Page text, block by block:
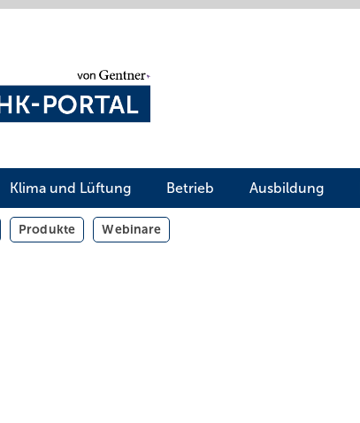
Klima und Lüftung Betrieb Ausbildung
Produkte Webinare